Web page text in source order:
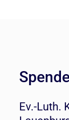
Ev.-Luth.